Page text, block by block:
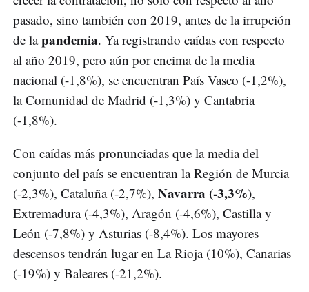
pasado, sino también con 2019, antes de la irrupción
de lapandemia. Ya registrando caídas con respecto
al año 2019, pero aún por encima de la media
nacional (-1,8%), se encuentran País Vasco (-1,2%),
la Comunidad de Madrid (-1,3%) y Cantabria
(-1,8%).
Con caídas más pronunciadas que la media del
conjunto del país se encuentran la Región de Murcia
(-2,3%), Cataluña (-2,7%), Navarra (-3,3%),
Extremadura (-4,3%), Aragón (-4,6%), Castilla y
León (-7,8%) y Asturias (-8,4%). Los mayores
descensos tendrán lugar en La Rioja (10%), Canarias
(-19%) y Baleares (-21,2%).